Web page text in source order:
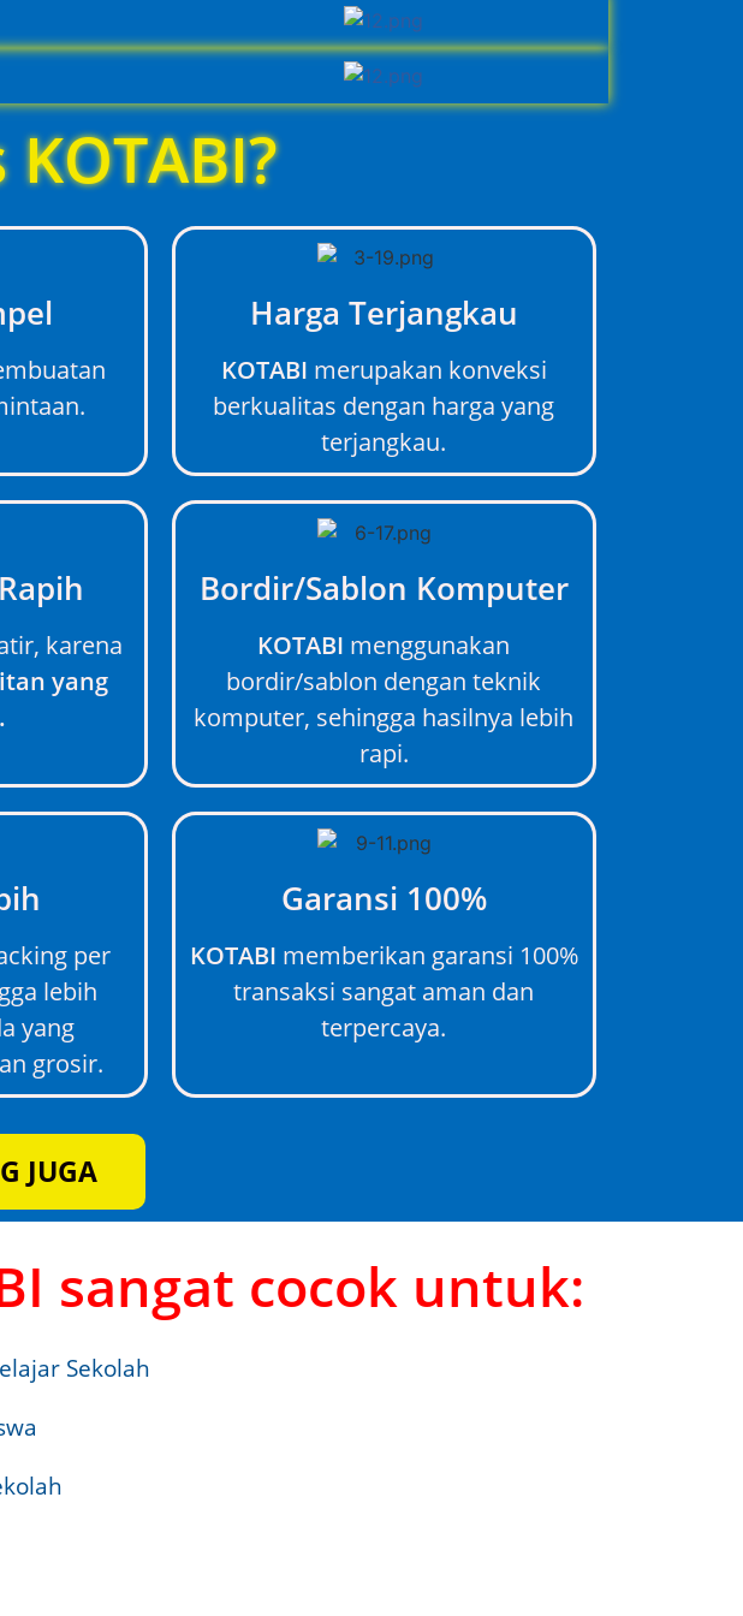
Harga Terjangkau
KOTABI merupakan konveksi
berkualitas dengan harga yang
terjangkau.
karena
yang
Bordir/Sablon Komputer
KOTABI menggunakan
bordir/sablon dengan teknik
komputer, sehingga hasilnya lebih
rapi.
per
lebih
yang
grosir.
Garansi 100%
KOTABI memberikan garansi 100%
transaksi sangat aman dan
terpercaya.
JUGA
sangat cocok untuk:
Sekolah